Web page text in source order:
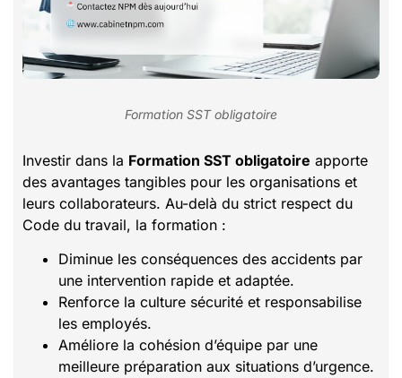
Formation SST obligatoire
Investir dans la Formation SST obligatoire apporte
des avantages tangibles pour les organisations et
leurs collaborateurs. Au-delà du strict respect du
Code du travail, la formation :
Diminue les conséquences des accidents par
une intervention rapide et adaptée.
Renforce la culture sécurité et responsabilise
les employés.
Améliore la cohésion d’équipe par une
meilleure préparation aux situations d’urgence.